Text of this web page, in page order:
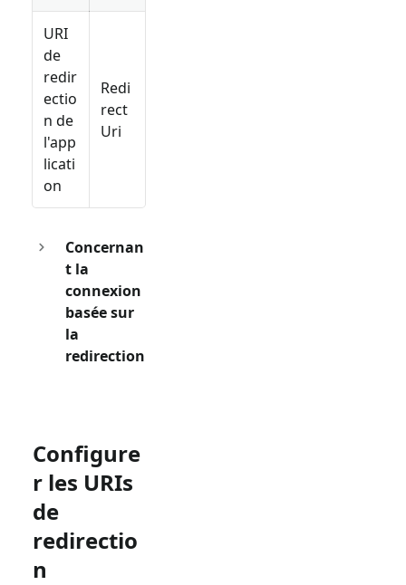
URI
de
redir
ectio
n de
l'app
licati
on
Redi
rect
Uri
Concernan
t la
connexion
basée sur
la
redirection
Configure
r les URIs
de
redirectio
n